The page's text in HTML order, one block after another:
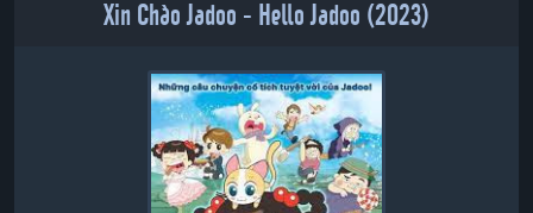
Xin Chào Jadoo - Hello Jadoo (2023)